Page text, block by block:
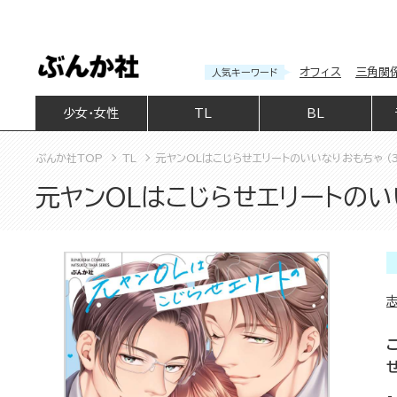
人気キーワード オフィス 三角関
少女・女性 BL
ぶんか社TOP TL 元ヤンOLはこじらせエリートのいいなりおもちゃ （3
元ヤンOLはこじらせエリートのい